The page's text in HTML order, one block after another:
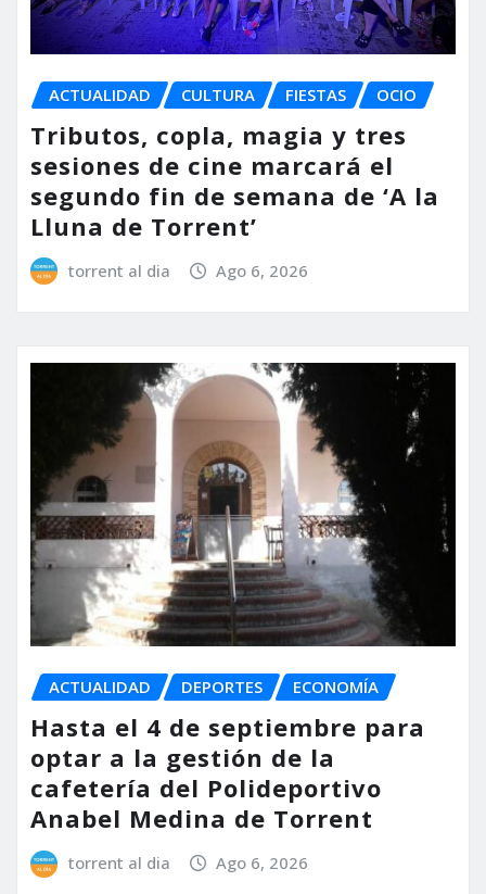
ACTUALIDAD CULTURA FIESTAS OCIO
Tributos, copla, magia y tres
sesiones de cine marcará el
segundo fin de semana de ‘A la
Lluna de Torrent’
torrent al dia Ago 6, 2026
ACTUALIDAD DEPORTES ECONOMÍA
Hasta el 4 de septiembre para
optar a la gestión de la
cafetería del Polideportivo
Anabel Medina de Torrent
torrent al dia Ago 6, 2026